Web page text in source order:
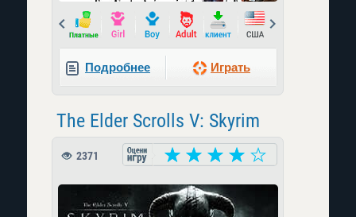
Prev
Подробнее Играть
The Elder Scrolls V: Skyrim
2371